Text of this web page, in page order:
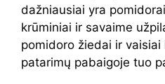
dažniausiai yra
krūminiai ir savaime
pomidoro žiedai ir
patarimų pabaigoje tuo